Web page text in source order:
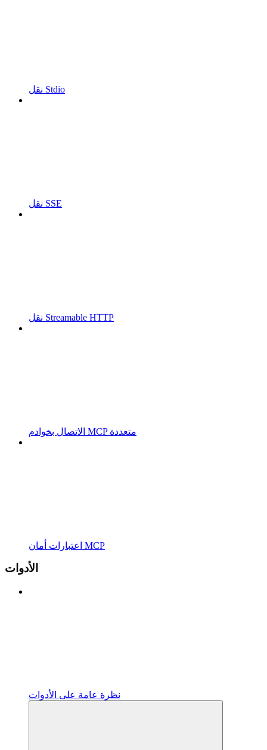
نقل Stdio
نقل SSE
نقل Streamable HTTP
الاتصال بخوادم MCP متعددة
اعتبارات أمان MCP
الأدوات
نظرة عامة على الأدوات